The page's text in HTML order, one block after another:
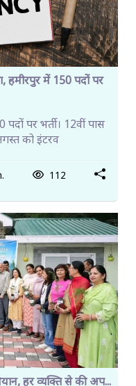
हमीरपुर में 150 पदों पर
पर भर्ती। 12वीं पास
को इंटरव
112
हर व्यक्ति से की अप...